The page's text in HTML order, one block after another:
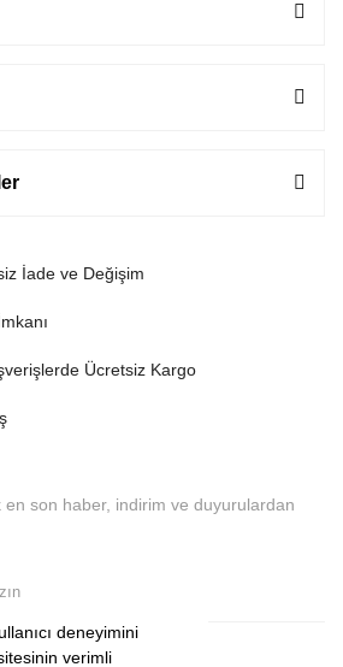
deneyimini
verimli
İade ve Değişim
Ücretsiz Kargo
son haber, indirim ve duyurulardan